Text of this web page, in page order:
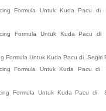
Formula Untuk Kuda Pacu di
Formula Untuk Kuda Pacu di
Formula Untuk Kuda Pacu di Segiri
Formula Untuk Kuda Pacu di
Formula Untuk Kuda Pacu di